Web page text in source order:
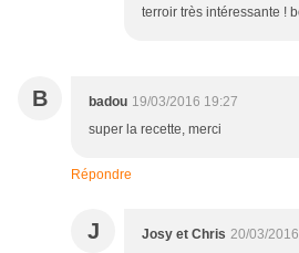
terroir très intéressante !
B badou 19/03/2016 19:27
super la recette, merci
Répondre
J Josy et Chris 20/03/